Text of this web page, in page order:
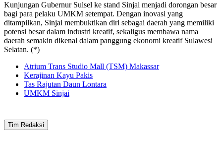
Kunjungan Gubernur Sulsel ke stand Sinjai menjadi dorongan besar
bagi para pelaku UMKM setempat. Dengan inovasi yang
ditampilkan, Sinjai membuktikan diri sebagai daerah yang memiliki
potensi besar dalam industri kreatif, sekaligus membawa nama
daerah semakin dikenal dalam panggung ekonomi kreatif Sulawesi
Selatan. (*)
Atrium Trans Studio Mall (TSM) Makassar
Kerajinan Kayu Pakis
Tas Rajutan Daun Lontara
UMKM Sinjai
Tim Redaksi